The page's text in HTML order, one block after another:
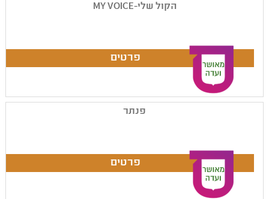
הקול שלי-MY VOICE
פנתר